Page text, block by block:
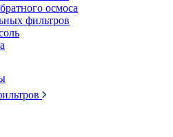
осмоса
фильтров